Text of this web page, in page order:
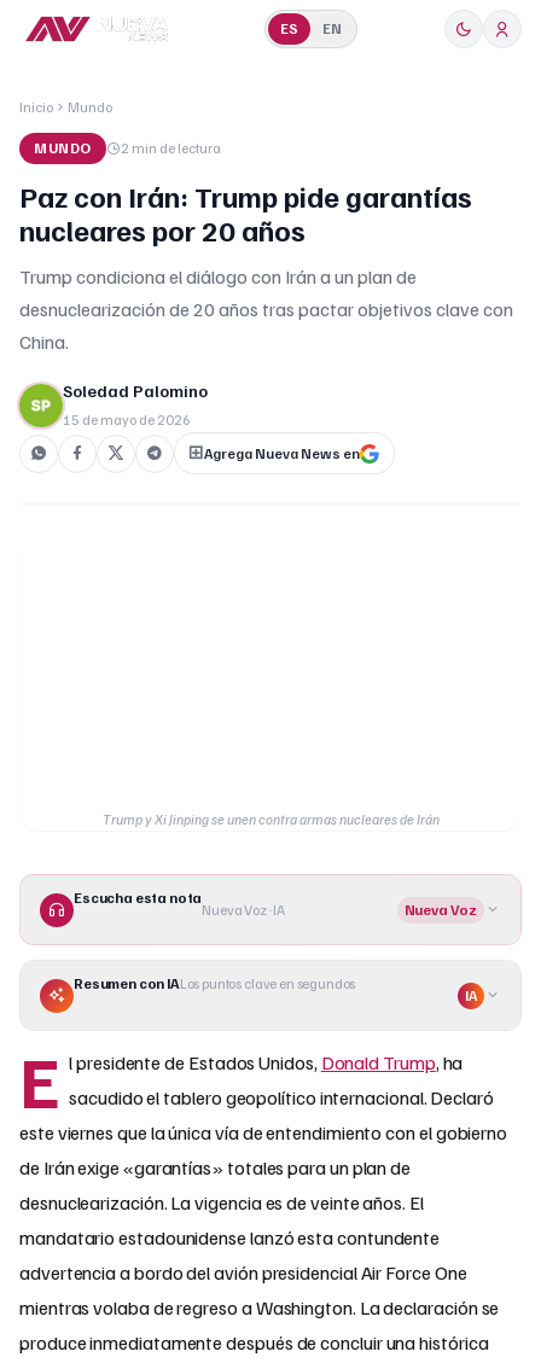
ES EN
Inicio Mundo
MUNDO 2 min de lectura
Paz con Irán: Trump pide garantías
nucleares por 20 años
Trump condiciona el diálogo con Irán a un plan de
desnuclearización de 20 años tras pactar objetivos clave con
China.
Soledad Palomino
15 de mayo de 2026
Agrega Nueva News en
Trump y Xi Jinping se unen contra armas nucleares de Irán
Escucha esta nota
Nueva Voz · IA Nueva Voz
Resumen con IALos puntos clave en segundos
IA
E l presidente de Estados Unidos, Donald Trump, ha
sacudido el tablero geopolítico internacional. Declaró
este viernes que la única vía de entendimiento con el gobierno
de Irán exige «garantías» totales para un plan de
desnuclearización. La vigencia es de veinte años. El
mandatario estadounidense lanzó esta contundente
advertencia a bordo del avión presidencial Air Force One
mientras volaba de regreso a Washington. La declaración se
produce inmediatamente después de concluir una histórica